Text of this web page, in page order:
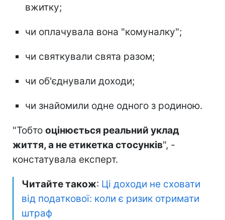
вжитку;
чи оплачувала вона "комуналку";
чи святкували свята разом;
чи об'єднували доходи;
чи знайомили одне одного з родиною.
"Тобто оцінюється реальний уклад
життя, а не етикетка стосунків", -
констатувала експерт.
Читайте також: Ці доходи не сховати
від податкової: коли є ризик отримати
штраф